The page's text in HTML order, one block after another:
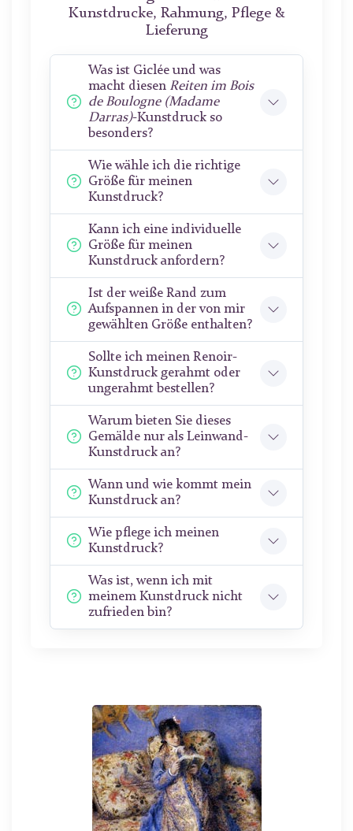
Kunstdrucke, Rahmung, Pflege &
Lieferung
Was ist Giclée und was
macht diesen Reiten im Bois
de Boulogne (Madame
Darras)-Kunstdruck so
besonders?
Wie wähle ich die richtige
Größe für meinen
Kunstdruck?
Kann ich eine individuelle
Größe für meinen
Kunstdruck anfordern?
Ist der weiße Rand zum
Aufspannen in der von mir
gewählten Größe enthalten?
Sollte ich meinen Renoir-
Kunstdruck gerahmt oder
ungerahmt bestellen?
Warum bieten Sie dieses
Gemälde nur als Leinwand-
Kunstdruck an?
Wann und wie kommt mein
Kunstdruck an?
Wie pflege ich meinen
Kunstdruck?
Was ist, wenn ich mit
meinem Kunstdruck nicht
zufrieden bin?